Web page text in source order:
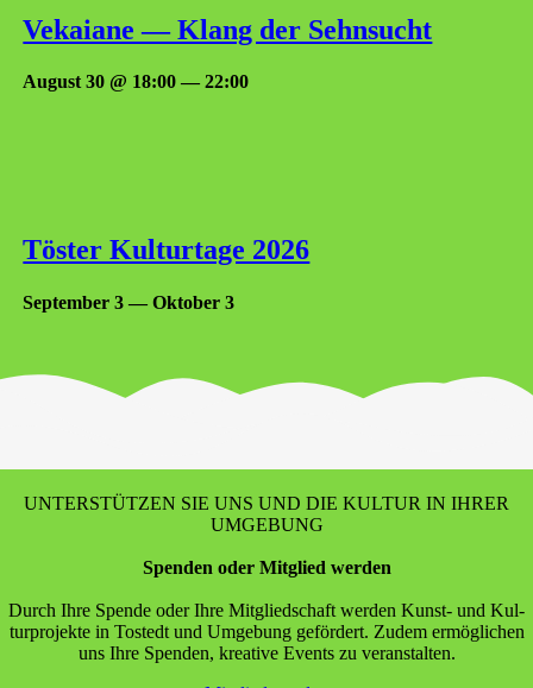
Vekaiane — Klang der Sehnsucht
August 30 @ 18:00—22:00
Tös­ter Kul­tur­ta­ge 2026
Sep­tem­ber 3—Okto­ber 3
UNTERSTÜTZEN SIE UNS UND DIE KULTUR IN IHRER
UMGEBUNG
Spen­den oder Mit­glied werden
Durch Ihre Spen­de oder Ihre Mit­glied­schaft wer­den Kunst- und Kul­
tur­pro­jek­te in Tostedt und Umge­bung geför­dert. Zudem ermög­li­chen
uns Ihre Spen­den, krea­ti­ve Events zu veranstalten.